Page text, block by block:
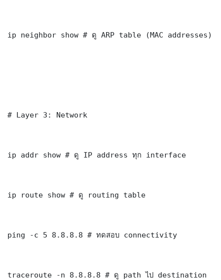
ip neighbor show # ดู ARP table (MAC addresses)
# Layer 3: Network
ip addr show # ดู IP address ทุก interface
ip route show # ดู routing table
ping -c 5 8.8.8.8 # ทดสอบ connectivity
traceroute -n 8.8.8.8 # ดู path ไป destination